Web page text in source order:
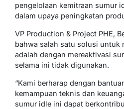
pengelolaan kemitraan sumur
dalam upaya peningkatan
VP Production & Project PHE,
bahwa salah satu solusi untuk
adalah dengan mereaktivasi
selama ini tidak digunakan.
“Kami berharap dengan
kemampuan teknis dan
sumur idle ini dapat